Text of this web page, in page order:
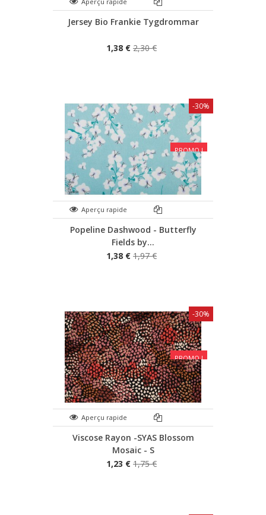
Jersey Bio Frankie Tygdrommar
1,38 € 2,30 €
PROMO !
Aperçu rapide
Popeline Dashwood - Butterfly
Fields by...
1,38 € 1,97 €
-30%
PROMO !
Aperçu rapide
Viscose Rayon -SYAS Blossom
Mosaic - S
1,23 € 1,75 €
-30%